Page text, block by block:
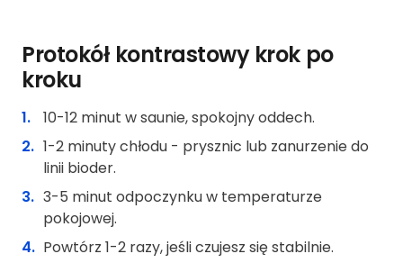
Protokół kontrastowy krok po
kroku
10-12 minut w saunie, spokojny oddech.
1-2 minuty chłodu - prysznic lub zanurzenie do
linii bioder.
3-5 minut odpoczynku w temperaturze
pokojowej.
Powtórz 1-2 razy, jeśli czujesz się stabilnie.